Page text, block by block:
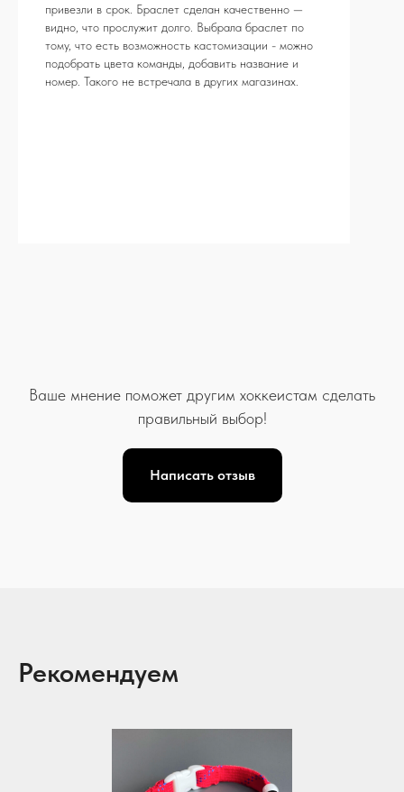
привезли в срок. Браслет сделан качественно —
видно, что прослужит долго. Выбрала браслет по
тому, что есть возможность кастомизации - можно
подобрать цвета команды, добавить название и
номер. Такого не встречала в других магазинах.
Ваше мнение поможет другим хоккеистам сделать
правильный выбор!
Написать отзыв
Рекомендуем